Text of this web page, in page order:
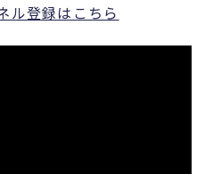
ル登録はこちら